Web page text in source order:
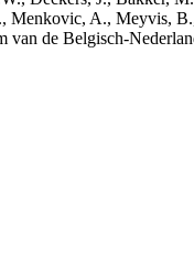
A., Meyvis,
de Belgisch-